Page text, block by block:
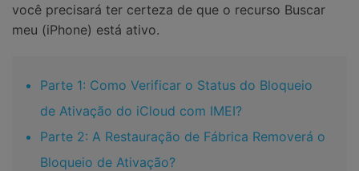
você precisará ter certeza de que o recurso Buscar
meu (iPhone) está ativo.
Parte 1: Como Verificar o Status do Bloqueio
de Ativação do iCloud com IMEI?
Parte 2: A Restauração de Fábrica Removerá o
Bloqueio de Ativação?